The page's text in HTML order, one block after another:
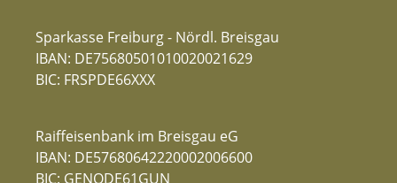
Sparkasse Freiburg - Nördl. Breisgau
IBAN: DE75680501010020021629
BIC: FRSPDE66XXX
Raiffeisenbank im Breisgau eG
IBAN: DE57680642220002006600
BIC: GENODE61GUN